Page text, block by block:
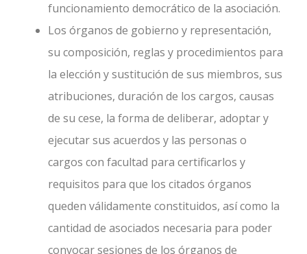
funcionamiento democrático de la asociación.
Los órganos de gobierno y representación,
su composición, reglas y procedimientos para
la elección y sustitución de sus miembros, sus
atribuciones, duración de los cargos, causas
de su cese, la forma de deliberar, adoptar y
ejecutar sus acuerdos y las personas o
cargos con facultad para certificarlos y
requisitos para que los citados órganos
queden válidamente constituidos, así como la
cantidad de asociados necesaria para poder
convocar sesiones de los órganos de